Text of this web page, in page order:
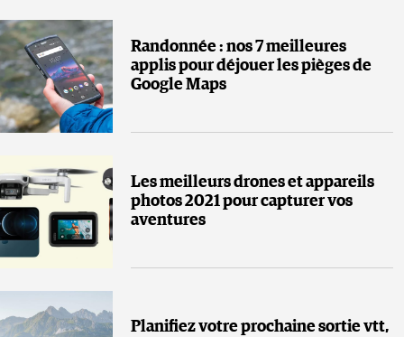
Randonnée : nos 7 meilleures
applis pour déjouer les pièges de
Google Maps
Les meilleurs drones et appareils
photos 2021 pour capturer vos
aventures
Planifiez votre prochaine sortie vtt,